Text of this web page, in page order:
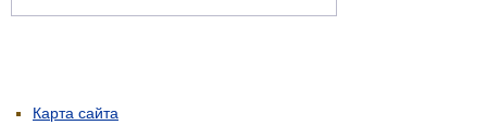
Карта сайта